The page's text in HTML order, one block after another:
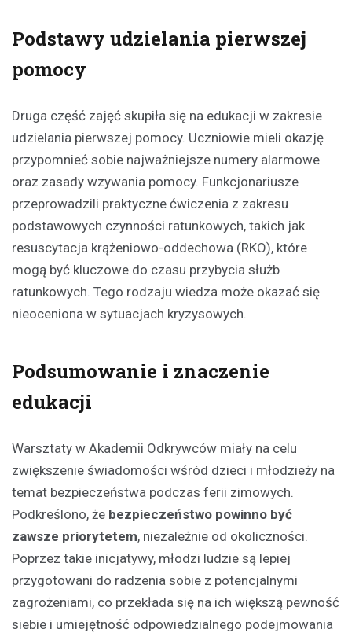
Podstawy udzielania pierwszej
pomocy
Druga część zajęć skupiła się na edukacji w zakresie
udzielania pierwszej pomocy. Uczniowie mieli okazję
przypomnieć sobie najważniejsze numery alarmowe
oraz zasady wzywania pomocy. Funkcjonariusze
przeprowadzili praktyczne ćwiczenia z zakresu
podstawowych czynności ratunkowych, takich jak
resuscytacja krążeniowo-oddechowa (RKO), które
mogą być kluczowe do czasu przybycia służb
ratunkowych. Tego rodzaju wiedza może okazać się
nieoceniona w sytuacjach kryzysowych.
Podsumowanie i znaczenie
edukacji
Warsztaty w Akademii Odkrywców miały na celu
zwiększenie świadomości wśród dzieci i młodzieży na
temat bezpieczeństwa podczas ferii zimowych.
Podkreślono, że bezpieczeństwo powinno być
zawsze priorytetem, niezależnie od okoliczności.
Poprzez takie inicjatywy, młodzi ludzie są lepiej
przygotowani do radzenia sobie z potencjalnymi
zagrożeniami, co przekłada się na ich większą pewność
siebie i umiejętność odpowiedzialnego podejmowania